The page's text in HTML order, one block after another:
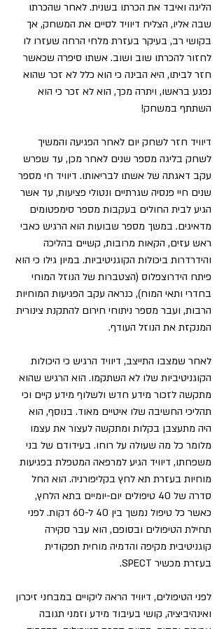
הליגה ואיבד את הכרתו בשנית. לאחר שהכרתו
שבה אליו, הצליח דיוויד לסיים את המשחק, אך
בקושי רב, בעיקר בעזרת מלחי הרחה שעזרו לו
לחזור להכרתו שוב ושוב. אשתו סיפרה שכאשר
חזר לביתו, היא הבינה כי הוא כלל לא זכר שהוא
נפגע בראשו, ויתרה מכך, הוא לא זכר כי הוא
השתתף במשחק!
דיוויד חזר לשחק יום לאחר הפגיעה והמשיך
לשחק בליגה מספר שנים לאחר מכן, עד שפרש
עקב דאגתה של אשתו לבריאותו. דיוויד חי מספר
שנים חיי פנסיה שגרתיים ונטולי פציעות, עד אשר
הגיע לבית החולים בעקבות מספר סימפטומים
מדאיגים. במשך מספר שבועות הוא הרגיש כאבי
ראש עזים, הקאות מרובות, קשיים בהליכה
והידרדרות ביכולות הקוגניטיביות. במיון גילו כי הוא
פיתח הידרוצפלוס (הצטברות של הנוזל המוחי
בחדרי ותאי המוח), כנראה עקב הפגיעות המוחיות
הרבות, ועבר מספר ניתוחי חירום להתקנת צינורית
המנקזת את הנוזל העודף.
לאחר שמצבו התייצב, דיוויד הרגיש כי היכולות
הקוגניטיביות שלו לא השתקמו. הוא הרגיש שהוא
מתקשה לזכור מידע חדש ולשלוף מידע קיים וכי
תהליכי החשיבה שלו איטיים מאוד. בנוסף, הוא
היה מתעצבן בקלות ומתקשה לעצור את עצמו
מלומר כל מה שעולה על רוחו. בעידודם של בני
משפחתו, דיוויד הגיע למרפאה המטפלת בפגיעות
מוחיות בעזרת תא לחץ בקליפורניה. הוא החל
סדרה של 40 טיפולים יום-יומיים בתא הלחץ,
כאשר כל טיפול נמשך בין 40 ל-60 דקות. לפני
תחילת הטיפולים ובסופם, הוא עבר סקירה
קוגניטיבית מקיפה והדמיה מוחית תפקודית
בעזרת מכשיר SPECT.
לפני הטיפולים, דיוויד הראה ליקויים במבחני זיכרון
ואינהיביציה, קושי בעיבוד מידע וזמני תגובה